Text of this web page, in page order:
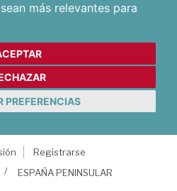
más relevantes para
PREFERENCIAS
Registrarse
ESPAÑA PENINSULAR